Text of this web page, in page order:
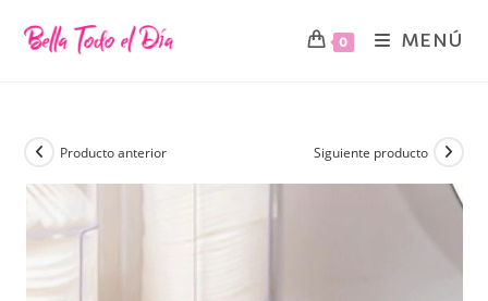
0 MENÚ
Producto anterior Siguiente producto